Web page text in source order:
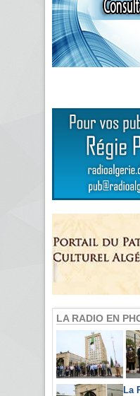
LA RADIO EN
La